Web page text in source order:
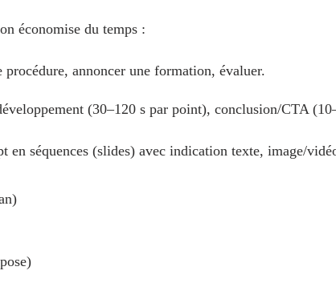
économise du temps :
annoncer une formation, évaluer.
(30–120 s par point), conclusion/CTA
en séquences (slides) avec indication texte, image/